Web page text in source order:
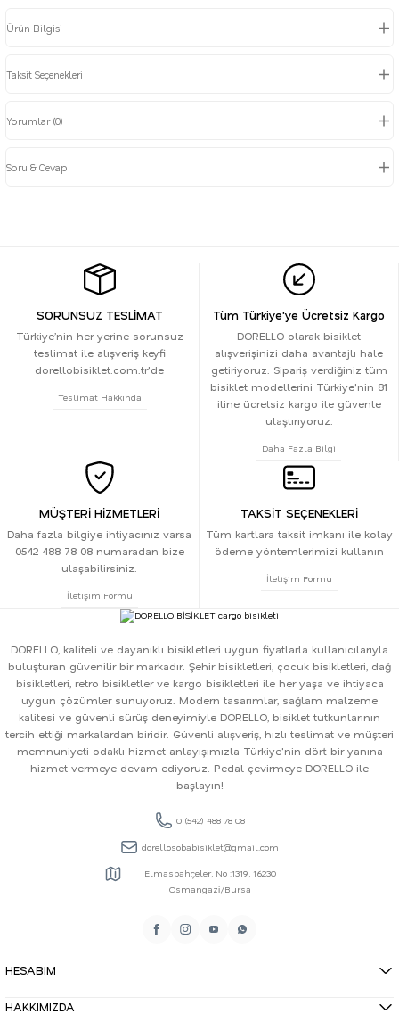
Ürün Bilgisi
Taksit Seçenekleri
Yorumlar (0)
Soru & Cevap
SORUNSUZ TESLİMAT
Türkiye’nin her yerine sorunsuz
teslimat ile alışveriş keyfi
dorellobisiklet.com.tr'de
Teslimat Hakkında
Tüm Türkiye'ye Ücretsiz Kargo
DORELLO olarak bisiklet
alışverişinizi daha avantajlı hale
getiriyoruz. Sipariş verdiğiniz tüm
bisiklet modellerini Türkiye'nin 81
iline ücretsiz kargo ile güvenle
ulaştırıyoruz.
Daha Fazla Bilgi
MÜŞTERİ HİZMETLERİ
Daha fazla bilgiye ihtiyacınız varsa
0542 488 78 08 numaradan bize
ulaşabilirsiniz.
İletişim Formu
TAKSİT SEÇENEKLERİ
Tüm kartlara taksit imkanı ile kolay
ödeme yöntemlerimizi kullanın
İletişim Formu
DORELLO, kaliteli ve dayanıklı bisikletleri uygun fiyatlarla kullanıcılarıyla
buluşturan güvenilir bir markadır. Şehir bisikletleri, çocuk bisikletleri, dağ
bisikletleri, retro bisikletler ve kargo bisikletleri ile her yaşa ve ihtiyaca
uygun çözümler sunuyoruz. Modern tasarımlar, sağlam malzeme
kalitesi ve güvenli sürüş deneyimiyle DORELLO, bisiklet tutkunlarının
tercih ettiği markalardan biridir. Güvenli alışveriş, hızlı teslimat ve müşteri
memnuniyeti odaklı hizmet anlayışımızla Türkiye'nin dört bir yanına
hizmet vermeye devam ediyoruz. Pedal çevirmeye DORELLO ile
başlayın!
0 (542) 488 78 08
dorellosobabisiklet@gmail.com
Elmasbahçeler, No :1319, 16230
Osmangazi̇/Bursa
HESABIM
HAKKIMIZDA